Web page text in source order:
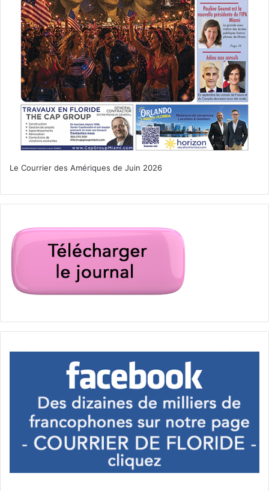
généralement moins le droit de votre nouveau pays ».
Pour Me Francis Boyer, faire appel à un avocat, c’est tout
simplement« avoir un confort moral »et faire en quelque
sorte« de la médecine préventive»pour éviter les ennuis
et les procès couteux.
D’un point de vue financier,l’avocat ne vous coûte pas
plus cher« à l’heure » (la base de facturation aux Etats-
Unis) qu’en Europe, car il doit travailler plus longtemps sur
les dossiers.«Un peu de dépense pour un avocat
qu’une dispute au tribunal, car un procès peut coûter 25
et ceux qui sont habitués au système américain en sont
généralement plutôt satisfaits, sauf s’ils sont abonnés à la
malchance judiciaire !
Si vous voulez contacter Me Boyer :
Miami / Fort Lauderdale (305 921 9665),
Jacksonville (904 236 5317) et Orlando (407 574
2573).
www.avocat-international-floride.com
Le Courrier des Amériques de Juin 2026